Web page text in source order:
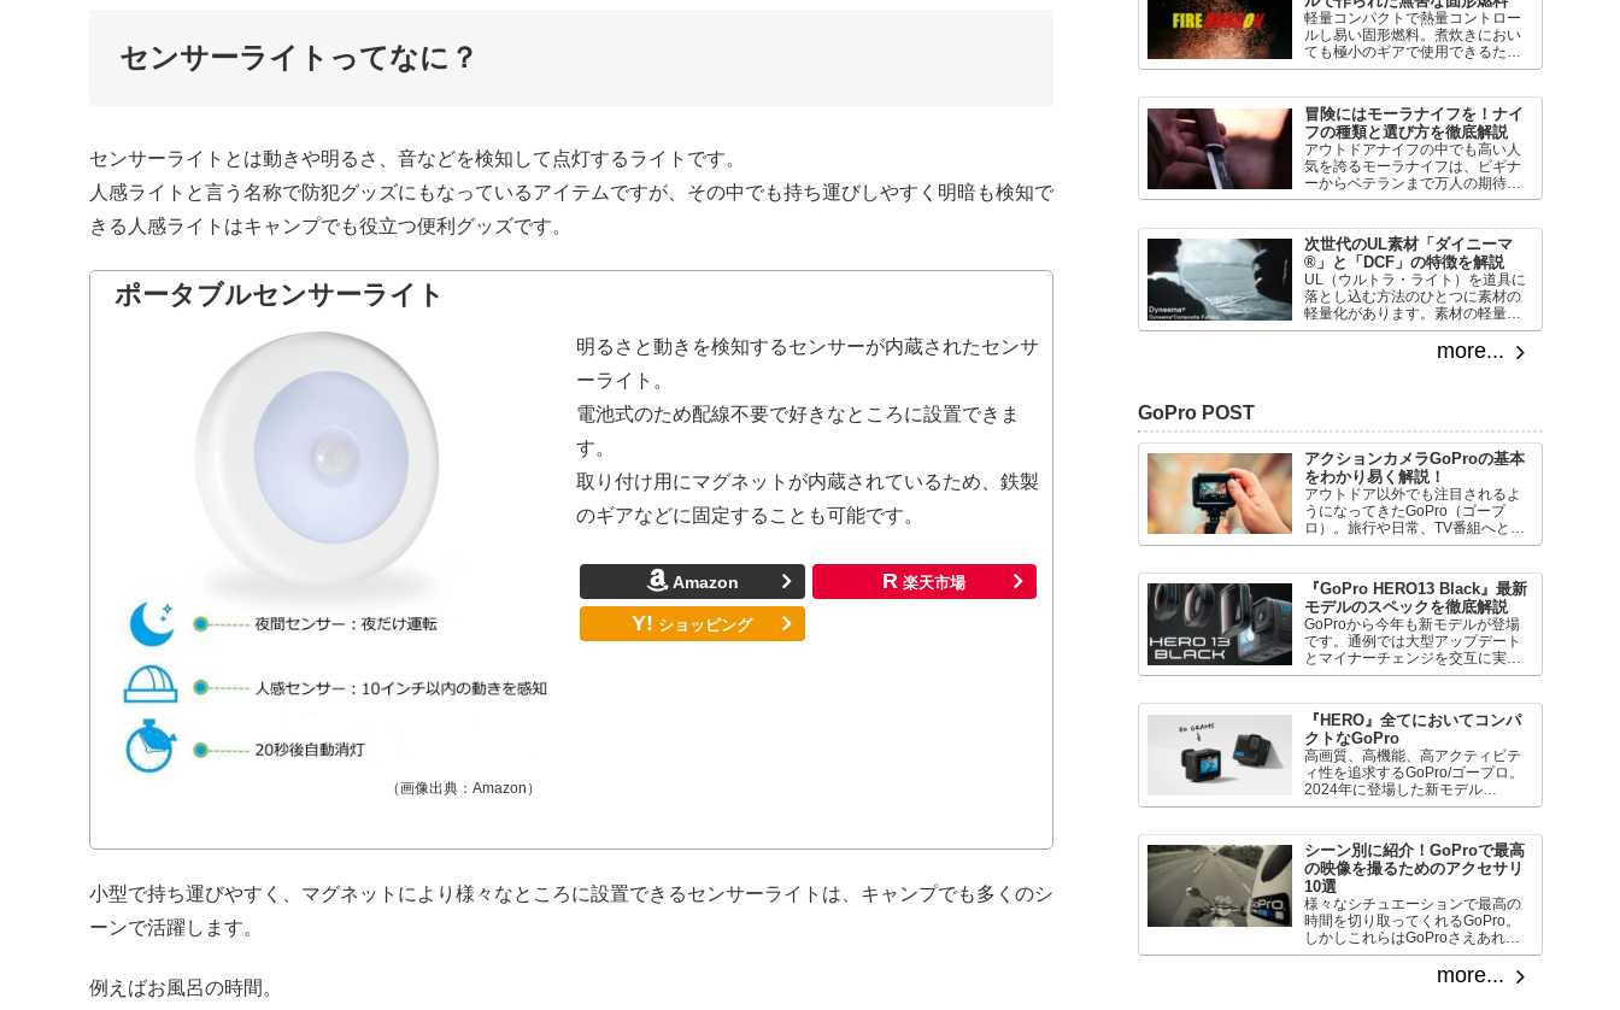
センサーライトってなに？
センサーライトとは動きや明るさ、音などを検知して点灯するライトです。
人感ライトと言う名称で防犯グッズにもなっているアイテムですが、その中でも持ち運びしやすく明暗も検知で
きる人感ライトはキャンプでも役立つ便利グッズです。
ポータブルセンサーライト
（画像出典：Amazon）
明るさと動きを検知するセンサーが内蔵されたセンサ
ーライト。
電池式のため配線不要で好きなところに設置できま
す。
取り付け用にマグネットが内蔵されているため、鉄製
のギアなどに固定することも可能です。
小型で持ち運びやすく、マグネットにより様々なところに設置できるセンサーライトは、キャンプでも多くのシ
ーンで活躍します。
例えばお風呂の時間。
インナップと、オーロラライトの
特徴を細部まで紹介しましょう。
軽量コンパクトで熱量コントロー
ルし易い固形燃料。煮炊きにおい
ても極小のギアで使用できるため
UL系燃料の筆頭です。然しながら
り携行性や取り扱いに難がありま
す。今回はメタノールなどの毒性
を気にする必要のない次世代の固
形燃料を紹介しましょう。
冒険にはモーラナイフを！ナイ
フの種類と選び方を徹底解説
アウトドアナイフの中でも高い人
気を誇るモーラナイフは、ビギナ
ーからベテランまで万人の期待に
応えるナイフですが、その種類の
でもあります。今回は悩まずモー
ラナイフを選び抜くために、モー
ラナイフの種類と特徴をとことん
掘り下げていきます。
次世代のUL素材「ダイニーマ
®︎」と「DCF」の特徴を解説
UL（ウルトラ・ライト）を道具に
落とし込む方法のひとつに素材の
軽量化があります。素材の軽量化
では一般的に2つの方法があります
が、今回は素材をより軽く出来る
ものへと変更する「軽量化素材」
しましょう。
more...
GoPro POST
アクションカメラGoProの基本
をわかり易く解説！
アウトドア以外でも注目されるよ
うになってきたGoPro（ゴープ
ロ）。旅行や日常、TV番組へとテ
リトリーを広げつつありますが、
っと多くの人達がGoProのある生
活に飛び込んでもらえるよう、今
回はGoProの基本を詳しく紹介し
ます！
『GoPro HERO13 Black』最新
モデルのスペックを徹底解説
GoProから今年も新モデルが登場
です。通例では大型アップデート
とマイナーチェンジを交互に実施
してきたことから、今回の新モデ
が期待されます。それでは前号機
GoPro HERO12との性能比較と共
に、新たなGoPro HERO13の詳細
を見ていきましょう。
『HERO』全てにおいてコンパ
クトなGoPro
高画質、高機能、高アクティビテ
ィ性を追求するGoPro/ゴープロ。
2024年に登場した新モデル
HERO13 Blackは正に高性能を形
すが、これと同時にライトモデ
ル、エントリーモデルとして「コ
ンパクト」を追求したモデルも登
場しています。それではもうひと
つのGoPro、HEROの詳細を見て
いきましょう。
シーン別に紹介！GoProで最高
の映像を撮るためのアクセサリ
10選
様々なシチュエーションで最高の
時間を切り取ってくれるGoPro。
しかしこれらはGoProさえあれば
撮れるかというとそうではありま
せん。そこには撮影方法に対する
イマジネーションやインスピレー
more...